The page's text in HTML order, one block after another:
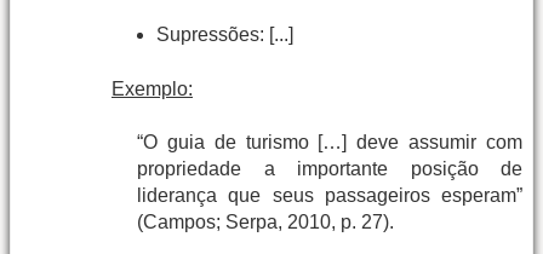
Supressões: [...]
Exemplo:
“O guia de turismo […] deve assumir com
propriedade a importante posição de
liderança que seus passageiros esperam”
(Campos; Serpa, 2010, p. 27).